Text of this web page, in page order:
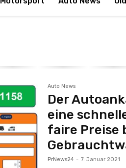
Auto News
Der
eine
faire Preise
PrNews24 - 7. Januar 2021